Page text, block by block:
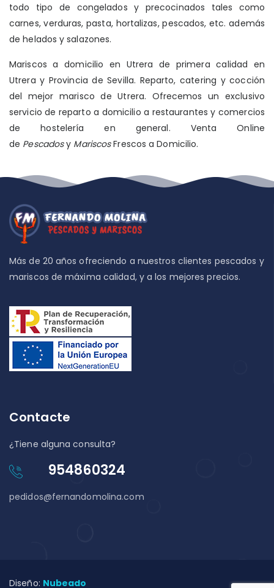
todo tipo de congelados y precocinados tales como
carnes, verduras, pasta, hortalizas, pescados, etc. además
de helados y salazones.
Mariscos a domicilio en Utrera de primera calidad en
Utrera y Provincia de Sevilla. Reparto, catering y cocción
del mejor marisco de Utrera. Ofrecemos un exclusivo
servicio de reparto a domicilio a restaurantes y comercios
de hostelería en general. Venta Online
de Pescadosy MariscosFrescos a Domicilio.
Más de 20 años ofreciendo a nuestros clientes pescados y
mariscos de máxima calidad, y a los mejores precios.
Contacte
¿Tiene alguna consulta?
954860324
pedidos@fernandomolina.com
Diseño: Nubeado